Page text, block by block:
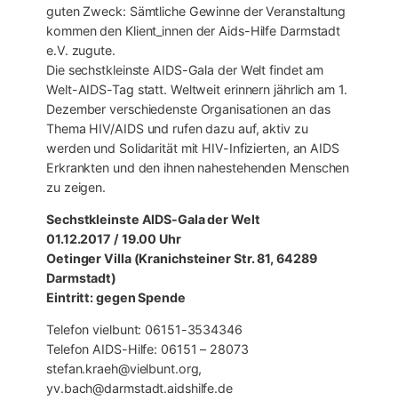
guten Zweck: Sämtliche Gewinne der Veranstaltung
kommen den Klient_innen der Aids-Hilfe Darmstadt
e.V. zugute.
Die sechstkleinste AIDS-Gala der Welt findet am
Welt-AIDS-Tag statt. Weltweit erinnern jährlich am 1.
Dezember verschiedenste Organisationen an das
Thema HIV/AIDS und rufen dazu auf, aktiv zu
werden und Solidarität mit HIV-Infizierten, an AIDS
Erkrankten und den ihnen nahestehenden Menschen
zu zeigen.
Sechstkleinste AIDS-Gala der Welt
01.12.2017 / 19.00 Uhr
Oetinger Villa (Kranichsteiner Str. 81, 64289
Darmstadt)
Eintritt: gegen Spende
Telefon vielbunt: 06151-3534346
Telefon AIDS-Hilfe: 06151 – 28073
stefan.kraeh@vielbunt.org,
yv.bach@darmstadt.aidshilfe.de